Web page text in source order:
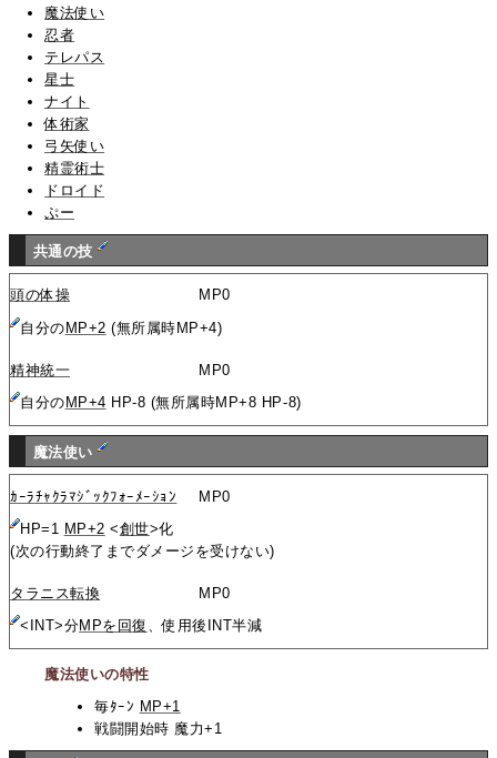
魔法使い
忍者
テレパス
星士
ナイト
体術家
弓矢使い
精霊術士
ドロイド
ぷー
共通の技
頭の体操
MP0
自分の MP+2 (無所属時MP+4)
精神統一
MP0
自分の MP+4 HP-8 (無所属時MP+8 HP-8)
魔法使い
ｶｰﾗﾁｬｸﾗﾏｼﾞｯｸﾌｫｰﾒｰｼｮﾝ
MP0
HP=1 MP+2 <創世>化
(次の行動終了までダメージを受けない)
タラニス転換
MP0
<INT>分MPを回復 、使用後INT半減
魔法使いの特性
毎ﾀｰﾝ MP+1
戦闘開始時 魔力+1